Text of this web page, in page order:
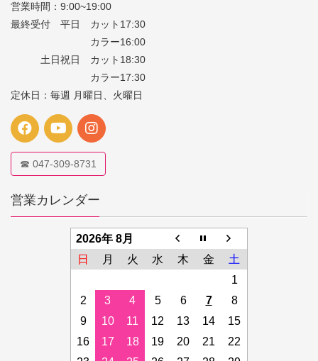
営業時間：9:00~19:00
最終受付 平日 カット17:30
カラー16:00
土日祝日 カット18:30
カラー17:30
定休日：毎週 月曜日、火曜日
☎ 047-309-8731
営業カレンダー
2026年 8月
日
月 火 水 木 金
土
1
2
3 4 5 6 7
8
9
10 11 12 13 14
15
16
17 18 19 20 21
22